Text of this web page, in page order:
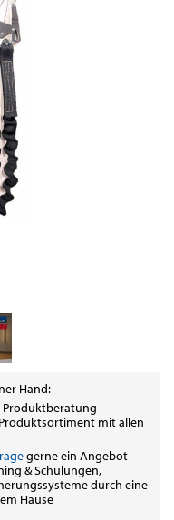
Hand:
mit allen
gerne ein Angebot
& Schulungen,
durch eine
Hause